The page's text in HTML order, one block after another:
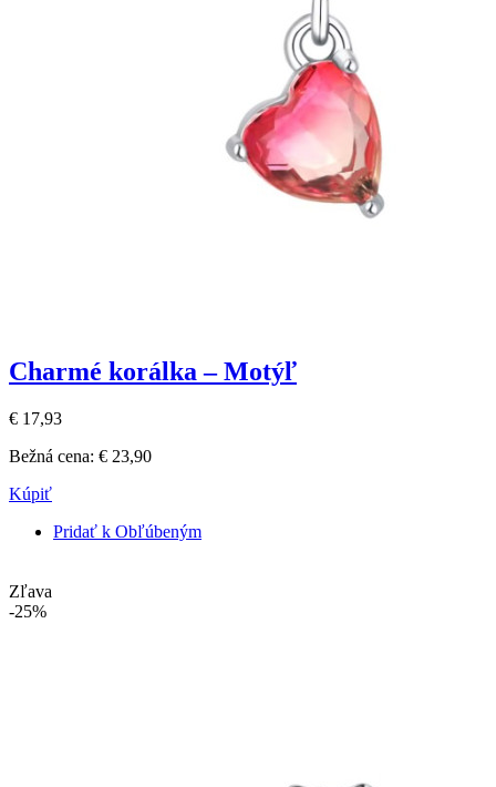
Charmé korálka – Motýľ
€ 17,93
Bežná cena: € 23,90
Kúpiť
Pridať k Obľúbeným
Zľava
-25%